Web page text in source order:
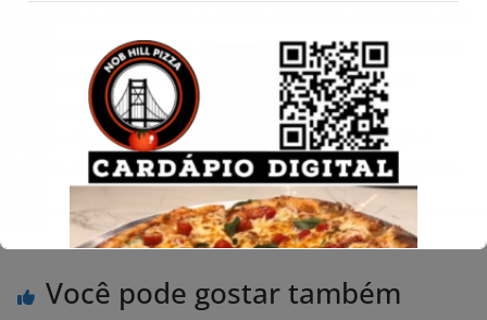
Basta clicar nos links abaixo e se juntar à nossa Rede:
TikTok: https://tiktok.com/goianiaurgenteoficial
Instagram:
https://www.instagram.com/goianiaurgenteoficial
Youtube: https://www.youtube.com/@goianiaurgente
Você pode gostar também